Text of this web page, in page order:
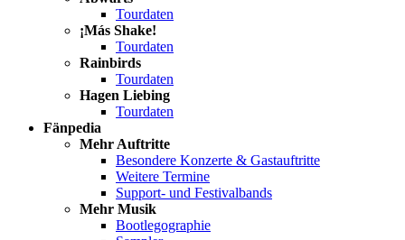
Tourdaten
¡Más Shake!
Tourdaten
Rainbirds
Tourdaten
Hagen Liebing
Tourdaten
Fänpedia
Mehr Auftritte
Besondere Konzerte & Gastauftritte
Weitere Termine
Support- und Festivalbands
Mehr Musik
Bootlegographie